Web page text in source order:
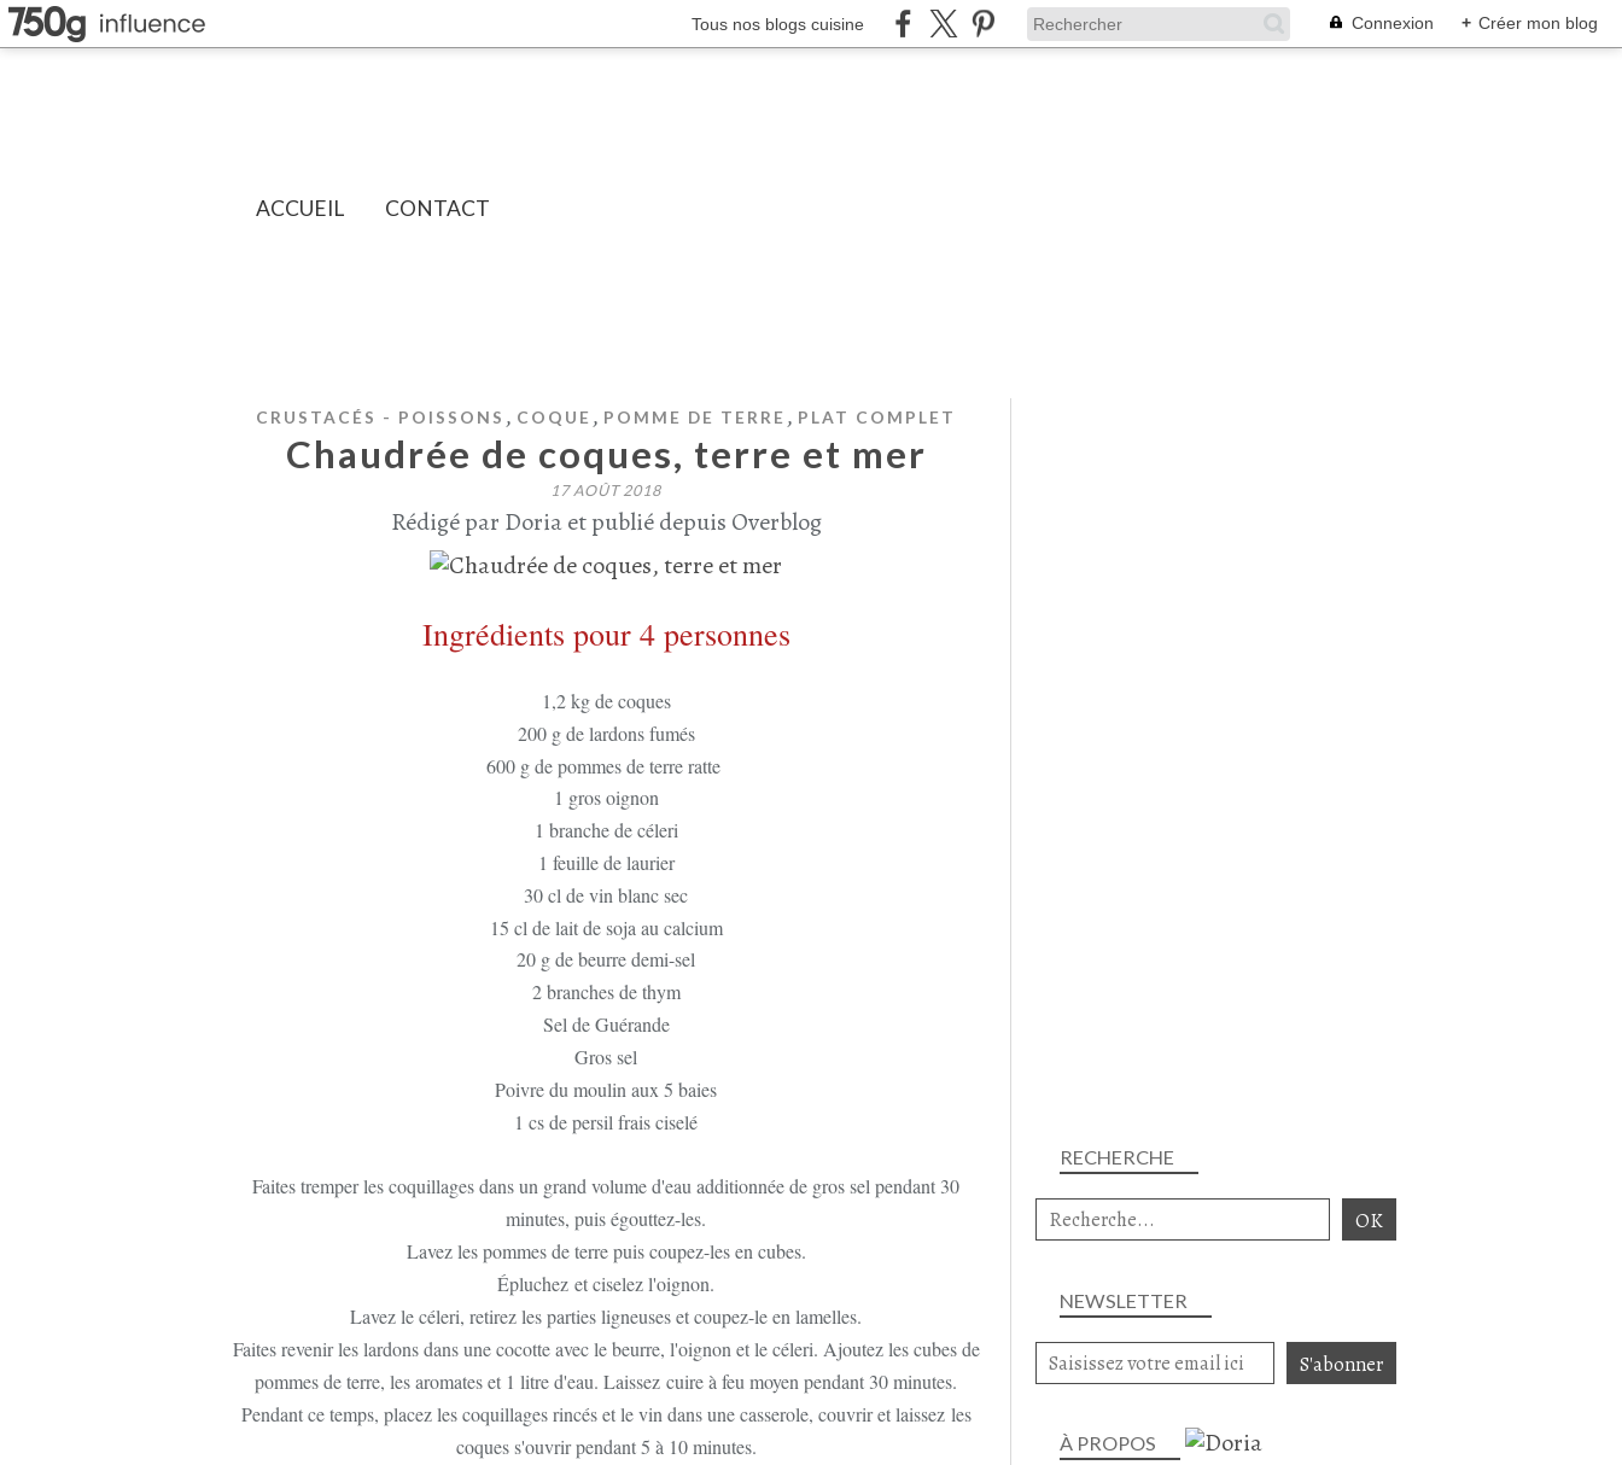
Tous nos blogs cuisine Connexion + Créer mon blog
ACCUEIL CONTACT
CRUSTACÉS - POISSONS , COQUE , POMME DE TERRE , PLAT COMPLET
Chaudrée de coques, terre et mer
17 AOÛT 2018
Rédigé par Doria et publié depuis Overblog
Ingrédients pour 4 personnes
1,2 kg de coques
200 g de lardons fumés
600 g de pommes de terre ratte
1 gros oignon
1 branche de céleri
1 feuille de laurier
30 cl de vin blanc sec
15 cl de lait de soja au calcium
20 g de beurre demi-sel
2 branches de thym
Sel de Guérande
Gros sel
Poivre du moulin aux 5 baies
1 cs de persil frais ciselé
Faites tremper les coquillages dans un grand volume d'eau additionnée de gros sel pendant 30
minutes, puis égouttez-les.
Lavez les pommes de terre puis coupez-les en cubes.
Épluchez et ciselez l'oignon.
Lavez le céleri, retirez les parties ligneuses et coupez-le en lamelles.
Faites revenir les lardons dans une cocotte avec le beurre, l'oignon et le céleri. Ajoutez les cubes de
pommes de terre, les aromates et 1 litre d'eau. Laissez cuire à feu moyen pendant 30 minutes.
Pendant ce temps, placez les coquillages rincés et le vin dans une casserole, couvrir et laissez les
coques s'ouvrir pendant 5 à 10 minutes.
NEWSLETTER
RECHERCHE
À PROPOS